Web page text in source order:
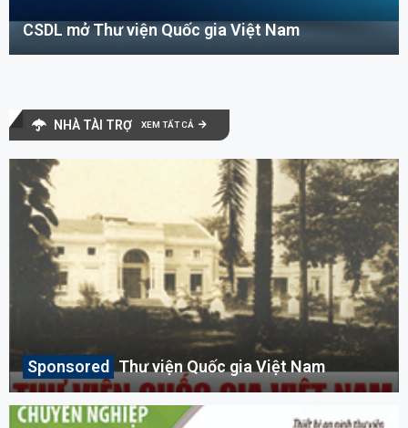
CSDL mở Thư viện Quốc gia Việt Nam
NHÀ TÀI TRỢ XEM TẤT CẢ
Thư viện Quốc gia Việt Nam